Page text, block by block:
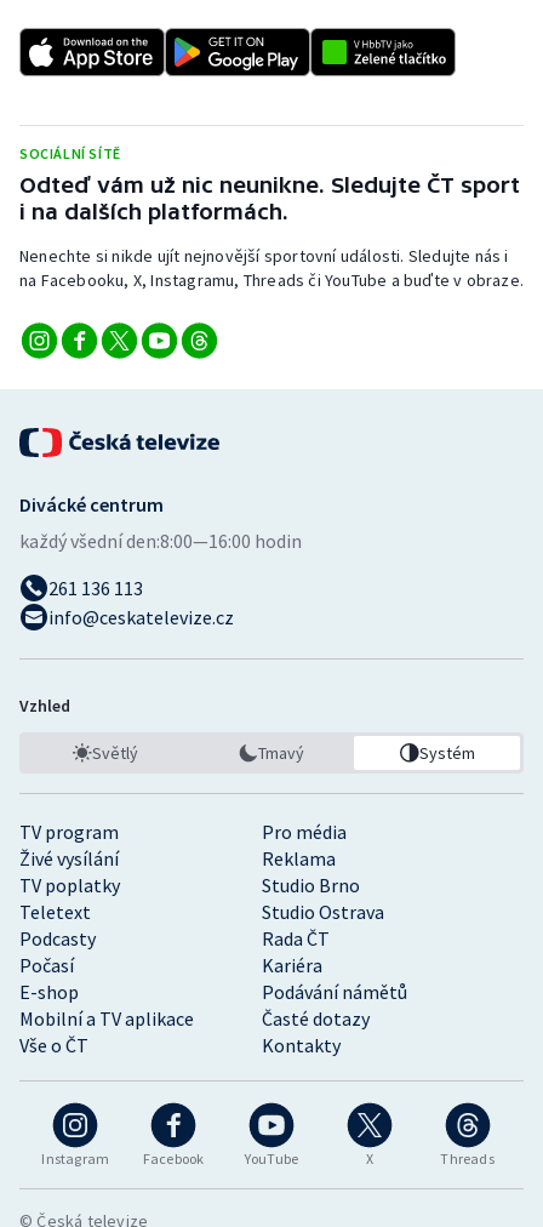
Short track
Stolní tenis
Triatlon
Veslování
Vodní slalom
Volejbal
Ostatní
SOCIÁLNÍ SÍTĚ
Odteď vám už nic neunikne. Sledujte ČT sport
i na dalších platformách.
Nenechte si nikde ujít nejnovější sportovní události. Sledujte nás i
na Facebooku, X, Instagramu, Threads či YouTube a buďte v obraze.
Instagram Facebook YouTube X Threads
TV program
Pro média
Živé vysílání
Reklama
TV poplatky
Studio Brno
Teletext
Studio Ostrava
Podcasty
Rada ČT
Počasí
Kariéra
E-shop
Podávání námětů
Mobilní a TV aplikace
Časté dotazy
Vše o ČT
Kontakty
Divácké centrum
každý všední den:8:00—16:00 hodin
261 136 113
info@ceskatelevize.cz
Vzhled
Světlý Tmavý Systém
© Česká televize